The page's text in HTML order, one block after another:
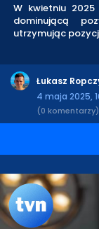
W kwietniu 2025
dominującą
utrzymując
Łukasz
4 maja 2025,
(0 komentarzy)